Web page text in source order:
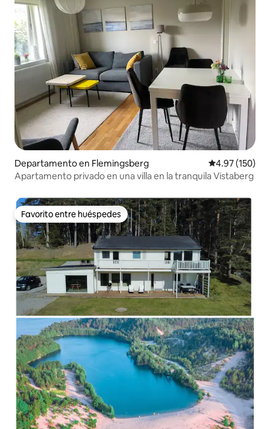
Departamento en Flemingsberg Calificación
4.97 (150)
Apartamento privado en una villa en la tranquila Vistaberg
Favorito entre huéspedes
Favorito entre huéspedes